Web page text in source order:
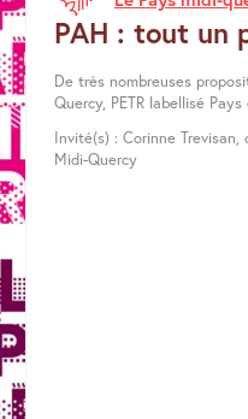
PAH : tout un
De très nombreuses
Quercy, PETR labellisé Pays
Invité(s) : Corinne
Midi-Quercy